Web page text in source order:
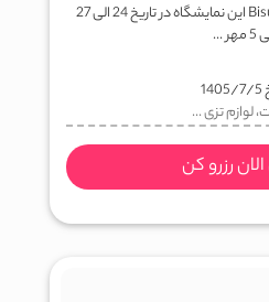
نمایشگاه جواهرات و مد Bisutex این نمایشگاه در تاریخ 24 الی 27
1405/7/5
لوازم تزی ...
رزرو کن